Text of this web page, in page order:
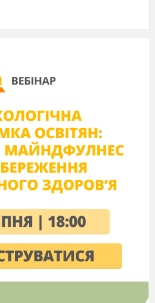
заяц, цветок и человек.)
, не мусорить, использовать
3 стихии: воды,
обращение к нам.Что они
города: мусор, дым)
? какие проблемы?
приложение №1
есть.
.Что можем сделать чтоб
крае?
проэкта определить проблему,
3 стихиям восстановим
хозяевами городка.Сделаем